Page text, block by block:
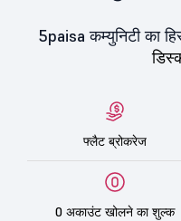
5paisa कम्युनिटी का
फ्लैट ब्रोकरेज
0 अकाउंट खोलने का शुल्क